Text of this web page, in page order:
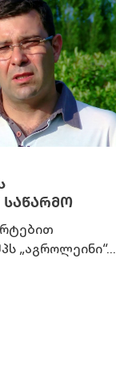
ᲡᲐᲬᲐᲠᲛᲝ
„აგროლეინი“...